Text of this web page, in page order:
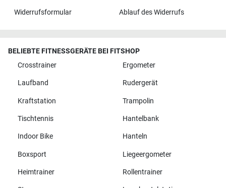
Widerrufsformular Ablauf des Widerrufs
BELIEBTE FITNESSGERÄTE BEI FITSHOP
Crosstrainer
Ergometer
Laufband Rudergerät
Kraftstation Trampolin
Tischtennis Hantelbank
Indoor Bike Hanteln
Boxsport Liegeergometer
Heimtrainer Rollentrainer